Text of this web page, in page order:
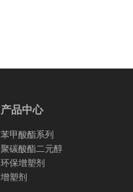
产品中心
苯甲酸酯系列
聚碳酸酯二元醇
环保增塑剂
增塑剂